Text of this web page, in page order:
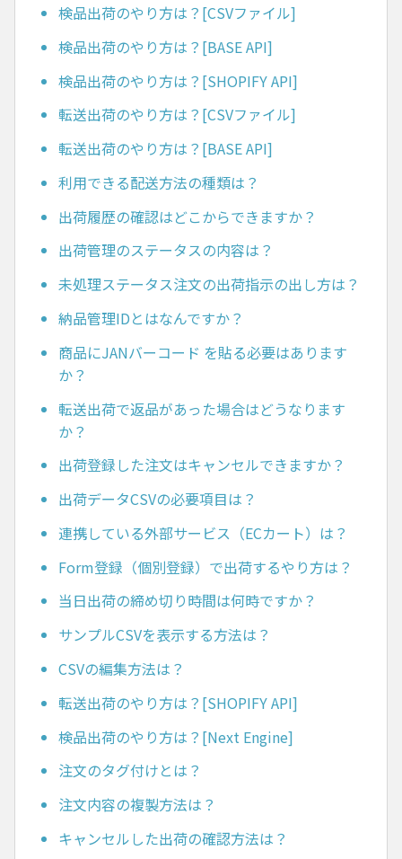
検品出荷のやり方は？[CSVファイル]
検品出荷のやり方は？[BASE API]
検品出荷のやり方は？[SHOPIFY API]
転送出荷のやり方は？[CSVファイル]
転送出荷のやり方は？[BASE API]
利用できる配送方法の種類は？
出荷履歴の確認はどこからできますか？
出荷管理のステータスの内容は？
未処理ステータス注文の出荷指示の出し方は？
納品管理IDとはなんですか？
商品にJANバーコード を貼る必要はあります
か？
転送出荷で返品があった場合はどうなります
か？
出荷登録した注文はキャンセルできますか？
出荷データCSVの必要項目は？
連携している外部サービス（ECカート）は？
Form登録（個別登録）で出荷するやり方は？
当日出荷の締め切り時間は何時ですか？
サンプルCSVを表示する方法は？
CSVの編集方法は？
転送出荷のやり方は？[SHOPIFY API]
検品出荷のやり方は？[Next Engine]
注文のタグ付けとは？
注文内容の複製方法は？
キャンセルした出荷の確認方法は？